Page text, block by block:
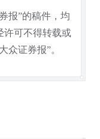
报”的稿件，均
许可不得转载或
众证券报”。